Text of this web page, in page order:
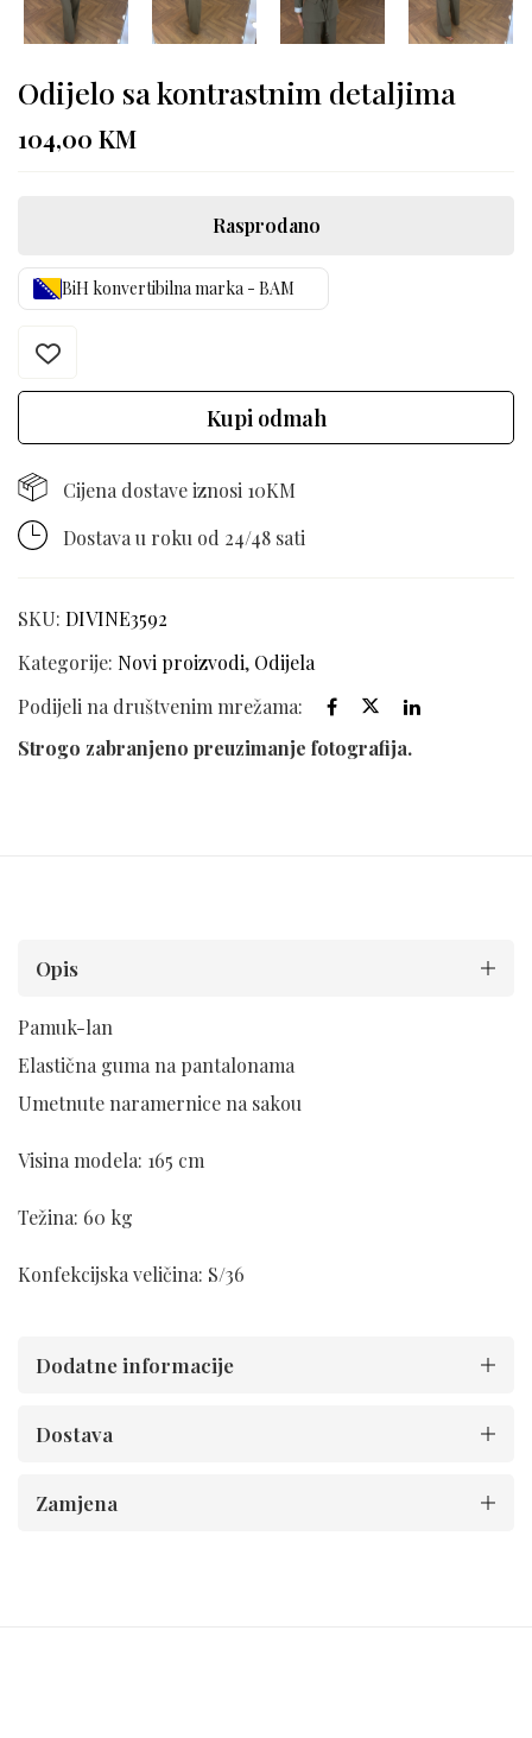
Odijelo sa kontrastnim detaljima
104,00 KM
Rasprodano
BiH konvertibilna marka - BAM
Kupi odmah
Cijena dostave iznosi 10KM
Dostava u roku od 24/48 sati
SKU: DIVINE3592
Kategorije: Novi proizvodi, Odijela
Podijeli na društvenim mrežama:
Strogo zabranjeno preuzimanje fotografija.
Opis
Pamuk-lan
Elastična guma na pantalonama
Umetnute naramernice na sakou
Visina modela: 165 cm
Težina: 60 kg
Konfekcijska veličina: S/36
Dodatne informacije
Dostava
Zamjena